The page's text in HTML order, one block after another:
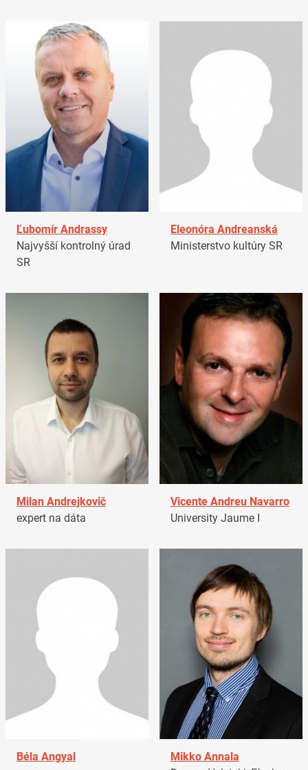
Ľubomír Andrassy
Najvyšší kontrolný úrad
SR
Eleonóra Andreanská
Ministerstvo kultúry SR
Milan Andrejkovič
expert na dáta
Vicente Andreu Navarro
University Jaume I
Béla Angyal
Mikko Annala